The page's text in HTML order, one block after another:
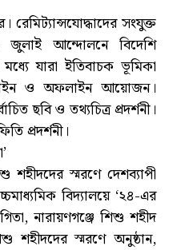
সংযুক্ত
জুলাই আন্দোলনে বিদেশি
যারা ইতিবাচক ভূমিকা
ও অফলাইন আয়োজন।
ছবি ও তথ্যচিত্র প্রদর্শনী।
প্রদর্শনী।
স্মরণে দেশব্যাপী
বিদ্যালয়ে ‘২৪-এর
নারায়ণগঞ্জে শিশু শহীদ
শহীদদের স্মরণে অনুষ্ঠান,